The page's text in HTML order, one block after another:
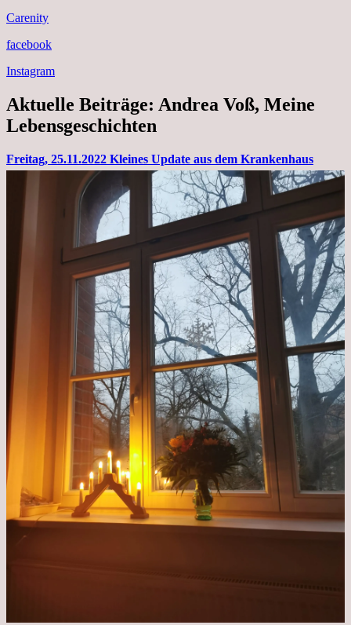
Carenity
facebook
Instagram
Aktuelle Beiträge: Andrea Voß, Meine
Lebensgeschichten
Freitag, 25.11.2022 Kleines Update aus dem Krankenhaus